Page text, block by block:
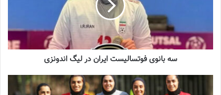
صعود کنیم چون این تیم پتانسیل پیروزی و صعود به لیگ دسته یک را
دروازه‌بان تیم اتلتیکوی اسپانیا درخصوص برنامه‌اش بعد از پایان لیگ
اسپانیا و بازی درتیم ملیایران عنوان کرد: در پایانلیگ اسپانیا
به ایران
برمی‌گردم، اما از برنامه تیم ملی بی‌خبر هستم، قبلاً هم که اردو داشتند
به‌دنبال برنامه تمرینی و مسابقات اسپانیا بودم. اگر به تیم ملی دعوت
سه بانوی فوتسالیست ایران در لیگ اندونزی